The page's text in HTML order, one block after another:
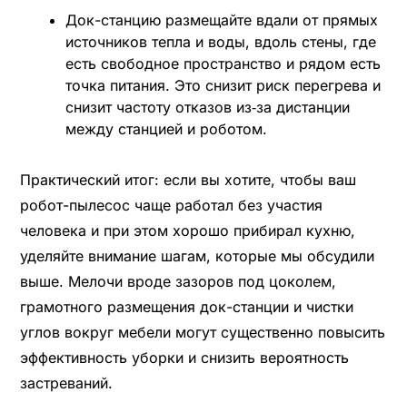
Док-станцию размещайте вдали от прямых
источников тепла и воды, вдоль стены, где
есть свободное пространство и рядом есть
точка питания. Это снизит риск перегрева и
снизит частоту отказов из‑за дистанции
между станцией и роботом.
Практический итог: если вы хотите, чтобы ваш
робот-пылесос чаще работал без участия
человека и при этом хорошо прибирал кухню,
уделяйте внимание шагам, которые мы обсудили
выше. Мелочи вроде зазоров под цоколем,
грамотного размещения док-станции и чистки
углов вокруг мебели могут существенно повысить
эффективность уборки и снизить вероятность
застреваний.